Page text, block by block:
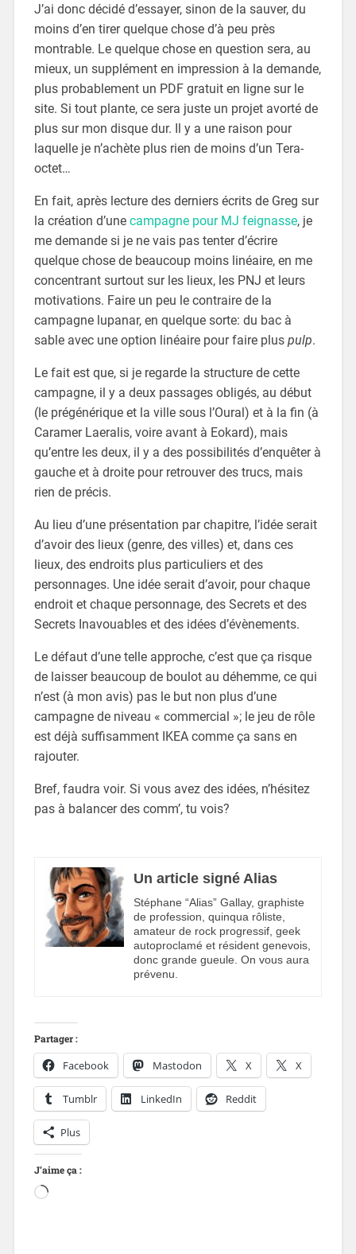
J’ai donc décidé d’essayer, sinon de la sauver, du
moins d’en tirer quelque chose d’à peu près
montrable. Le quelque chose en question sera, au
mieux, un supplément en impression à la demande,
plus probablement un PDF gratuit en ligne sur le
site. Si tout plante, ce sera juste un projet avorté de
plus sur mon disque dur. Il y a une raison pour
laquelle je n’achète plus rien de moins d’un Tera-
octet…
En fait, après lecture des derniers écrits de Greg sur
la création d’une campagne pour MJ feignasse, je
me demande si je ne vais pas tenter d’écrire
quelque chose de beaucoup moins linéaire, en me
concentrant surtout sur les lieux, les PNJ et leurs
motivations. Faire un peu le contraire de la
campagne lupanar, en quelque sorte: du bac à
sable avec une option linéaire pour faire plus pulp.
Le fait est que, si je regarde la structure de cette
campagne, il y a deux passages obligés, au début
(le prégénérique et la ville sous l’Oural) et à la fin (à
Caramer Laeralis, voire avant à Eokard), mais
qu’entre les deux, il y a des possibilités d’enquêter à
gauche et à droite pour retrouver des trucs, mais
rien de précis.
Au lieu d’une présentation par chapitre, l’idée serait
d’avoir des lieux (genre, des villes) et, dans ces
lieux, des endroits plus particuliers et des
personnages. Une idée serait d’avoir, pour chaque
endroit et chaque personnage, des Secrets et des
Secrets Inavouables et des idées d’évènements.
Le défaut d’une telle approche, c’est que ça risque
de laisser beaucoup de boulot au déhemme, ce qui
n’est (à mon avis) pas le but non plus d’une
campagne de niveau « commercial »; le jeu de rôle
est déjà suffisamment IKEA comme ça sans en
rajouter.
Bref, faudra voir. Si vous avez des idées, n’hésitez
pas à balancer des comm’, tu vois?
Un article signé Alias
Stéphane “Alias” Gallay, graphiste
de profession, quinqua rôliste,
amateur de rock progressif, geek
autoproclamé et résident genevois,
donc grande gueule. On vous aura
prévenu.
Partager :
Facebook Mastodon X X
Tumblr LinkedIn Reddit
Plus
J’aime ça :